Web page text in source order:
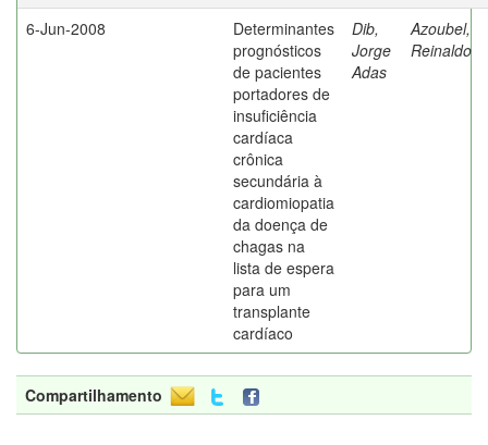
6-Jun-2008
Determinantes
prognósticos
de pacientes
portadores de
insuficiência
cardíaca
crônica
secundária à
cardiomiopatia
da doença de
chagas na
lista de espera
para um
transplante
cardíaco
Dib,
Jorge
Adas
Azoubel,
Reinaldo
Compartilhamento